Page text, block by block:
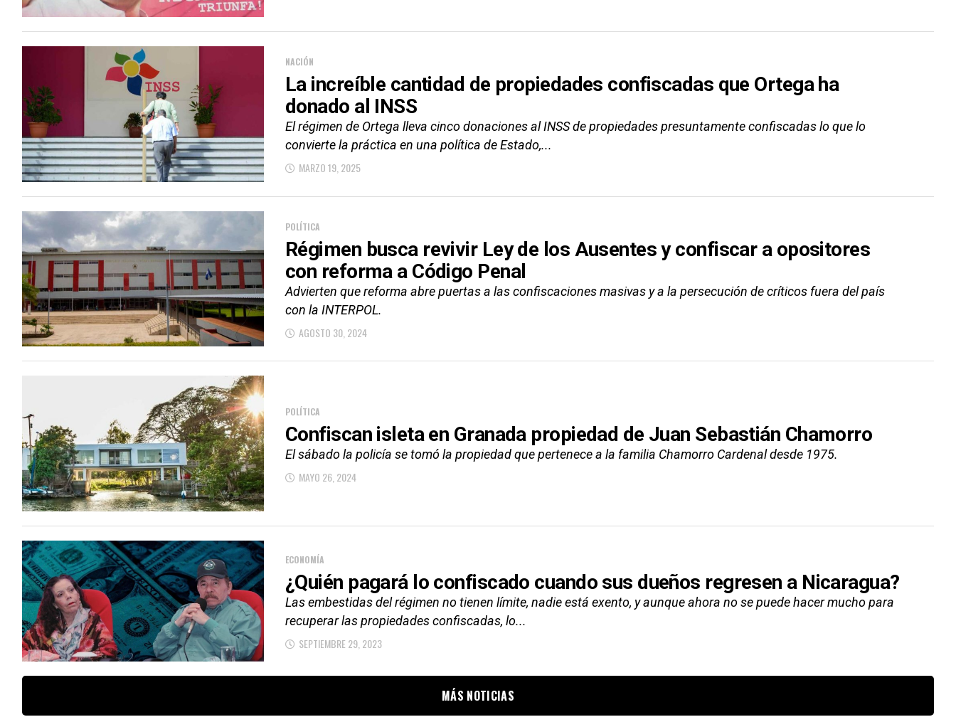
NACIÓN
La increíble cantidad de propiedades confiscadas que Ortega ha
donado al INSS
El régimen de Ortega lleva cinco donaciones al INSS de propiedades presuntamente confiscadas lo que lo
convierte la práctica en una política de Estado,...
MARZO 19, 2025
POLÍTICA
Régimen busca revivir Ley de los Ausentes y confiscar a opositores
con reforma a Código Penal
Advierten que reforma abre puertas a las confiscaciones masivas y a la persecución de críticos fuera del país
con la INTERPOL.
AGOSTO 30, 2024
POLÍTICA
Confiscan isleta en Granada propiedad de Juan Sebastián Chamorro
El sábado la policía se tomó la propiedad que pertenece a la familia Chamorro Cardenal desde 1975.
MAYO 26, 2024
ECONOMÍA
¿Quién pagará lo confiscado cuando sus dueños regresen a Nicaragua?
Las embestidas del régimen no tienen límite, nadie está exento, y aunque ahora no se puede hacer mucho para
recuperar las propiedades confiscadas, lo...
SEPTIEMBRE 29, 2023
MÁS NOTICIAS